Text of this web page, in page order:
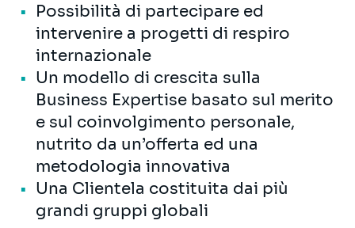
Possibilità di partecipare ed
intervenire a progetti di respiro
internazionale
Un modello di crescita sulla
Business Expertise basato sul merito
e sul coinvolgimento personale,
nutrito da un’offerta ed una
metodologia innovativa
Una Clientela costituita dai più
grandi gruppi globali